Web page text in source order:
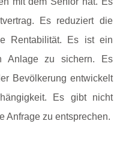
Es reduziert die
Rentabilität. Es ist ein
Anlage zu sichern. Es
Bevölkerung entwickelt
Es gibt nicht
Anfrage zu entsprechen.